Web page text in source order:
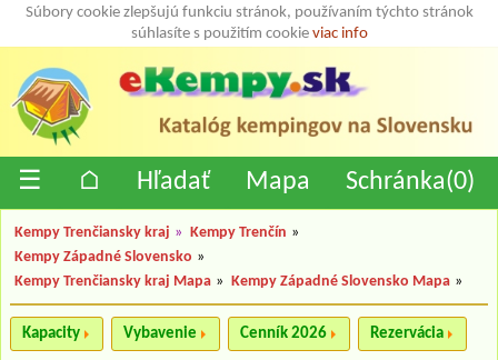
Súbory cookie zlepšujú funkciu stránok, používaním týchto stránok
súhlasíte s použitím cookie viac info
☰ ⌂ Hľadať Mapa Schránka(0)
Kempy Trenčiansky kraj » Kempy Trenčín »
Kempy Západné Slovensko »
Kempy Trenčiansky kraj Mapa » Kempy Západné Slovensko Mapa »
Kapacity Vybavenie Cenník 2026 Rezervácia